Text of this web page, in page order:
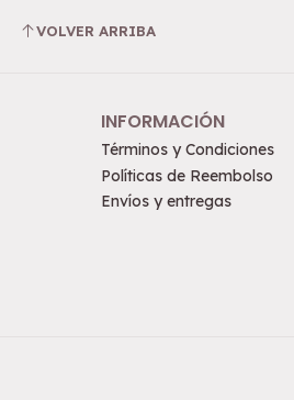
VOLVER ARRIBA
INFORMACIÓN
Términos y Condiciones
Políticas de Reembolso
Envíos y entregas